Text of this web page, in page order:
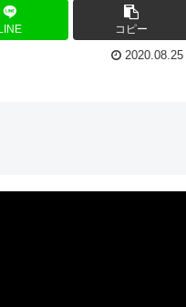
LINE コピー
2020.08.25